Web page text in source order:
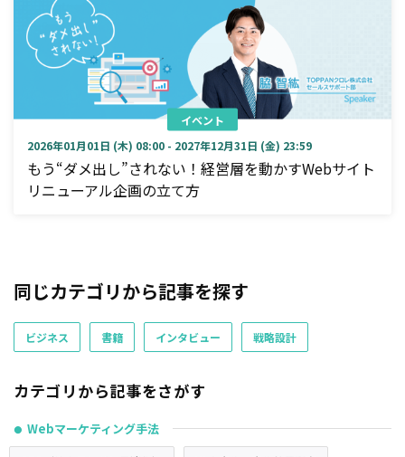
イベント
2026年01月01日 (木) 08:00 - 2027年12月31日 (金) 23:59
もう“ダメ出し”されない！経営層を動かすWebサイト
リニューアル企画の立て方
同じカテゴリから記事を探す
ビジネス 書籍 インタビュー 戦略設計
カテゴリから記事をさがす
● Webマーケティング手法